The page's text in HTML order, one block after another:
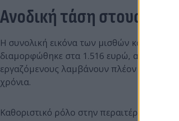
Ανοδική τάση στους
Η συνολική εικόνα των μισθών
διαμορφώθηκε στα 1.516 ευρώ,
εργαζόμενους λαμβάνουν πλέον
χρόνια.
Καθοριστικό ρόλο στην περαιτέρω